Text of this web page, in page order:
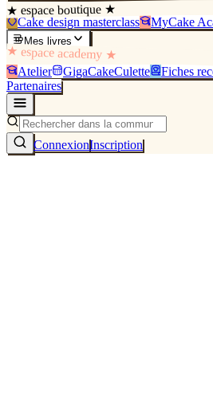
★ espace boutique ★
Cake design masterclass MyCake
Mes livres
★ espace academy ★
Atelier GigaCakeCulette Fiches
Partenaires
ConnexionInscription